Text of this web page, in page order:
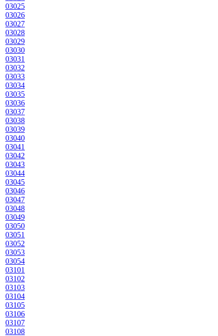
03025
03026
03027
03028
03029
03030
03031
03032
03033
03034
03035
03036
03037
03038
03039
03040
03041
03042
03043
03044
03045
03046
03047
03048
03049
03050
03051
03052
03053
03054
03101
03102
03103
03104
03105
03106
03107
03108